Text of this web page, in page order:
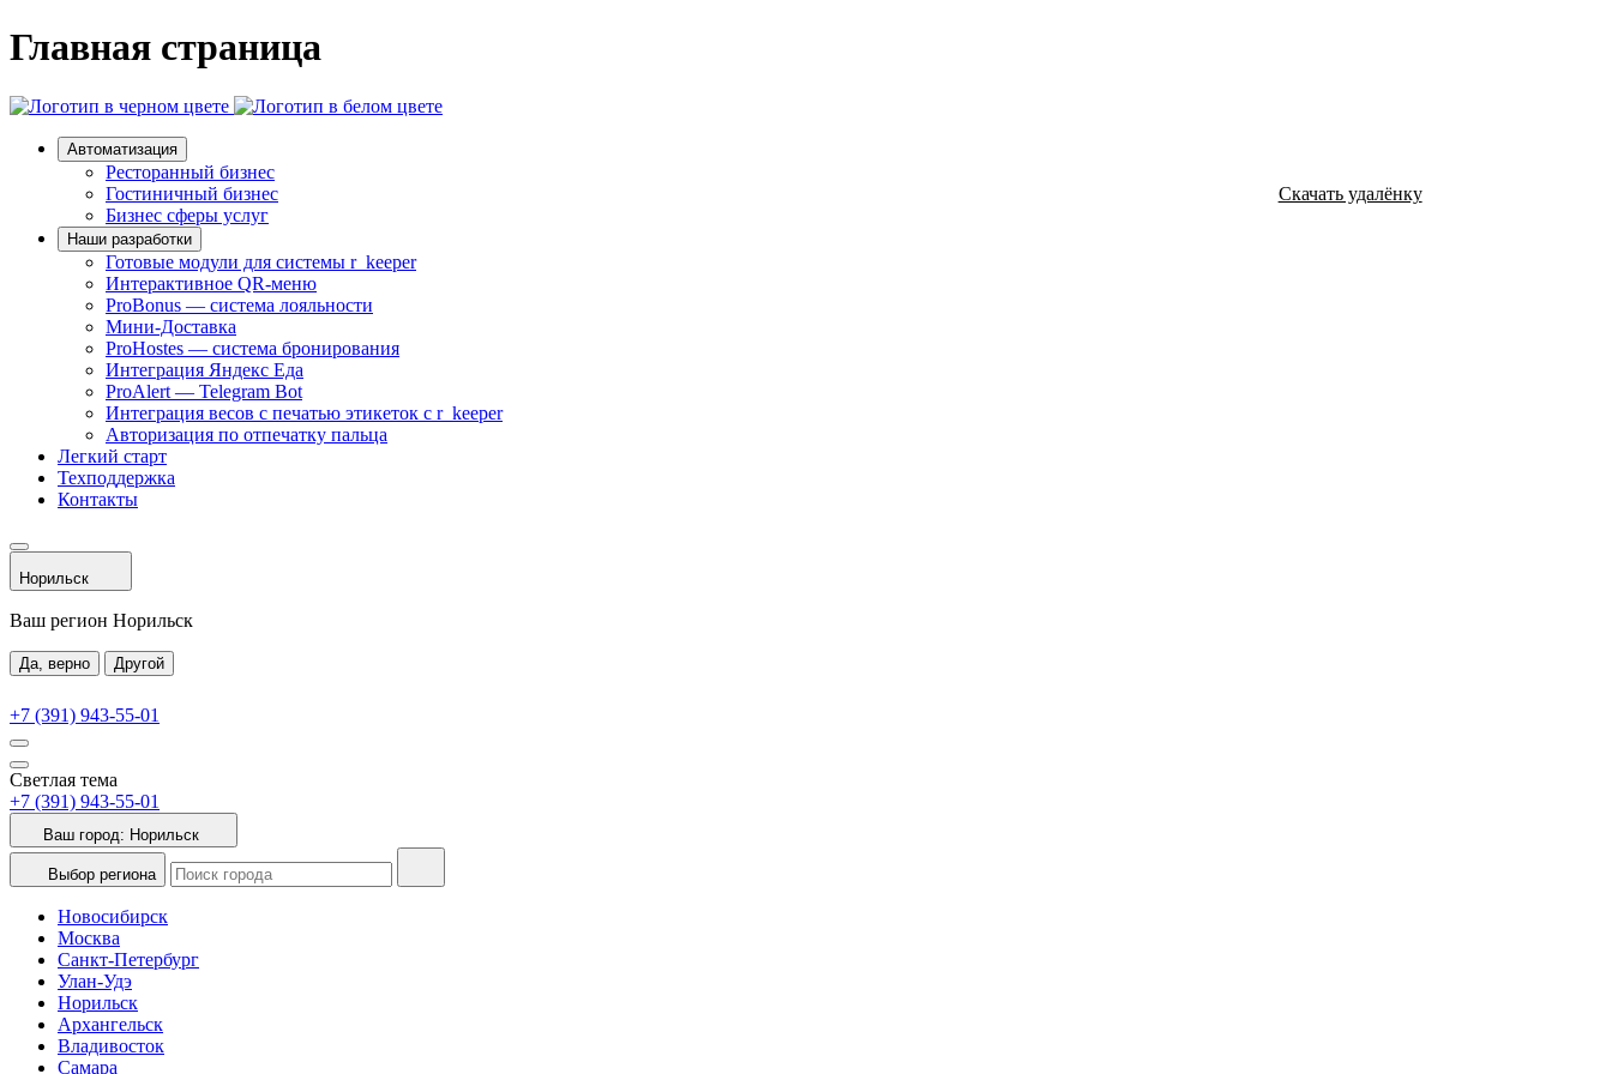
Скачать удалёнку
Главная страница
Автоматизация
Ресторанный бизнес
Гостиничный бизнес
Бизнес сферы услуг
Наши разработки
Готовые модули для системы r_keeper
Интерактивное QR-меню
ProBonus — система лояльности
Мини-Доставка
ProHostes — система бронирования
Интеграция Яндекс Еда
ProAlert — Telegram Bot
Интеграция весов с печатью этикеток с r_keeper
Авторизация по отпечатку пальца
Легкий старт
Техподдержка
Контакты
Норильск
Ваш регион Норильск
Да, верно Другой
+7 (391) 943-55-01
Светлая тема
+7 (391) 943-55-01
Ваш город: Норильск
Выбор региона
Новосибирск
Москва
Санкт-Петербург
Улан-Удэ
Норильск
Архангельск
Владивосток
Самара